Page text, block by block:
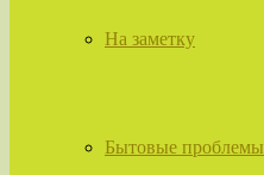
На заметку
Бытовые проблемы